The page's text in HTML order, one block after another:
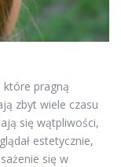
które pragną
zbyt wiele czasu
się wątpliwości,
estetycznie,
się w